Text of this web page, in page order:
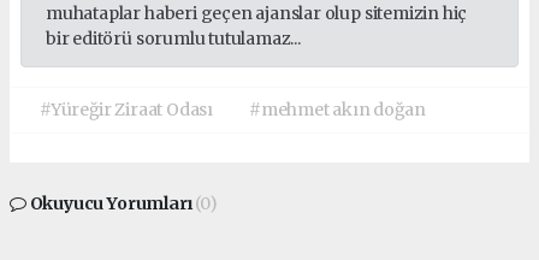
muhataplar haberi geçen ajanslar olup sitemizin hiç
bir editörü sorumlu tutulamaz...
#Yüreğir Ziraat Odası #mehmet akın doğan
Okuyucu Yorumları(0)